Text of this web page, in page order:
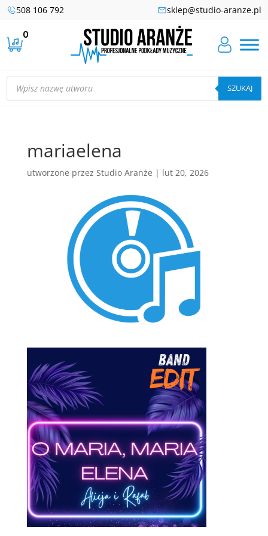
508 106 792 sklep@studio-aranze.pl
0
Wyszukiwarka
produktów SZUKAJ
mariaelena
utworzone przez Studio Aranże | lut 20, 2026